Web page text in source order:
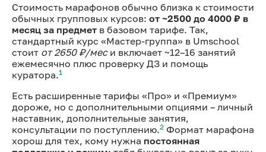
Стоимость марафонов обычно близка к стоимости
обычных групповых курсов: от ~2500 до 4000 ₽ в
месяц за предмет в базовом тарифе. Так,
стандартный курс «Мастер-группа» в Umschool
стоит от 2650 ₽/меси включает ~12–16 занятий
ежемесячно плюс проверку ДЗ и помощь
куратора.1
Есть расширенные тарифы «Про» и «Премиум»
дороже, но с дополнительными опциями – личный
наставник, дополнительные занятия,
консультации по поступлению.2 Формат марафона
хорош для тех, кому нужна постоянная